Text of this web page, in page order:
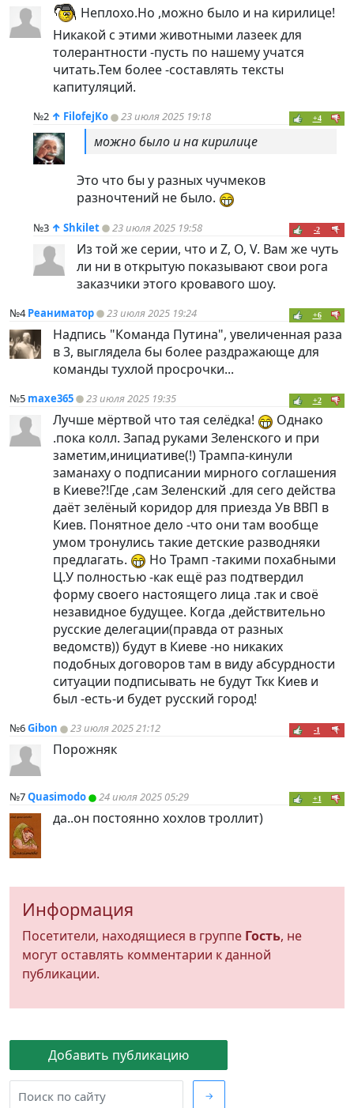
Добавить публикацию
→
Неплохо.Но ,можно было и на кирилице!
Никакой с этими животными лазеек для
толерантности -пусть по нашему учатся
читать.Тем более -составлять тексты
капитуляций.
№2 ↑ FilofejKo 23 июля 2025 19:18 +4
можно было и на кирилице
Это что бы у разных чучмеков
разночтений не было.
№3 ↑ Shkilet 23 июля 2025 19:58 -2
Из той же серии, что и Z, O, V. Вам же чуть
ли ни в открытую показывают свои рога
заказчики этого кровавого шоу.
№4Реаниматор 23 июля 2025 19:24 +6
Надпись "Команда Путина", увеличенная раза
в 3, выглядела бы более раздражающе для
команды тухлой просрочки...
№5 maxe365 23 июля 2025 19:35 +2
Лучше мёртвой что тая селёдка!
Однако
.пока колл. Запад руками Зеленского и при
заметим,инициативе(!) Трампа-кинули
заманаху о подписании мирного соглашения
в Киеве?!Где ,сам Зеленский .для сего действа
даёт зелёный коридор для приезда Ув ВВП в
Киев. Понятное дело -что они там вообще
умом тронулись такие детские разводняки
предлагать.
Но Трамп -такими похабными
Ц.У полностью -как ещё раз подтвердил
форму своего настоящего лица .так и своё
незавидное будущее. Когда ,действительно
русские делегации(правда от разных
ведомств)) будут в Киеве -но никаких
подобных договоров там в виду абсурдности
ситуации подписывать не будут Ткк Киев и
был -есть-и будет русский город!
№6Gibon 23 июля 2025 21:12 -1
Порожняк
№7Quasimodo 24 июля 2025 05:29 +1
да..он постоянно хохлов троллит)
Информация
Посетители, находящиеся в группе Гость, не
могут оставлять комментарии к данной
публикации.